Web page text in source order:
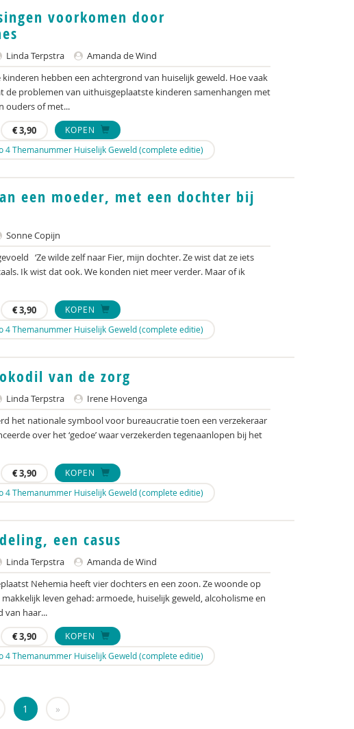
voorkomen door
Linda Terpstra
Amanda de Wind
hebben een achtergrond van huiselijk geweld. Hoe vaak
de problemen van uithuisgeplaatste kinderen samenhangen met
ouders of met...
€3,90
KOPEN
4 Themanummer Huiselijk Geweld (complete editie)
een moeder, met een dochter bij
Sonne Copijn
‘Ze wilde zelf naar Fier, mijn dochter. Ze wist dat ze iets
Ik wist dat ook. We konden niet meer verder. Maar of ik
€3,90
KOPEN
4 Themanummer Huiselijk Geweld (complete editie)
van de zorg
Linda Terpstra
Irene Hovenga
het nationale symbool voor bureaucratie toen een verzekeraar
over het ‘gedoe’ waar verzekerden tegenaanlopen bij het
€3,90
KOPEN
4 Themanummer Huiselijk Geweld (complete editie)
een casus
Linda Terpstra
Amanda de Wind
Nehemia heeft vier dochters en een zoon. Ze woonde op
leven gehad: armoede, huiselijk geweld, alcoholisme en
van haar...
€3,90
KOPEN
4 Themanummer Huiselijk Geweld (complete editie)
1 »